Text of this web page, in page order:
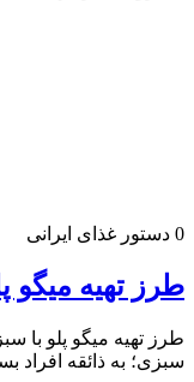
0 دستور غذای ایرانی
طرز تهیه میگو
طرز تهیه میگو پلو با
سبزی؛ به ذائقه افراد